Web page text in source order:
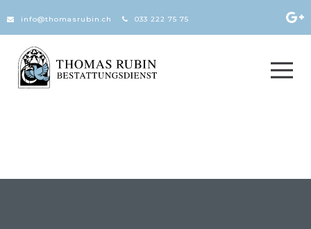
info@thomasrubin.ch 033 222 75 75